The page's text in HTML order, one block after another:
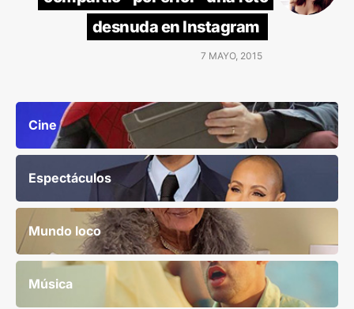
desnuda en Instagram
7 MAYO, 2015
Cine
Espectáculos
Mundo loco
Música